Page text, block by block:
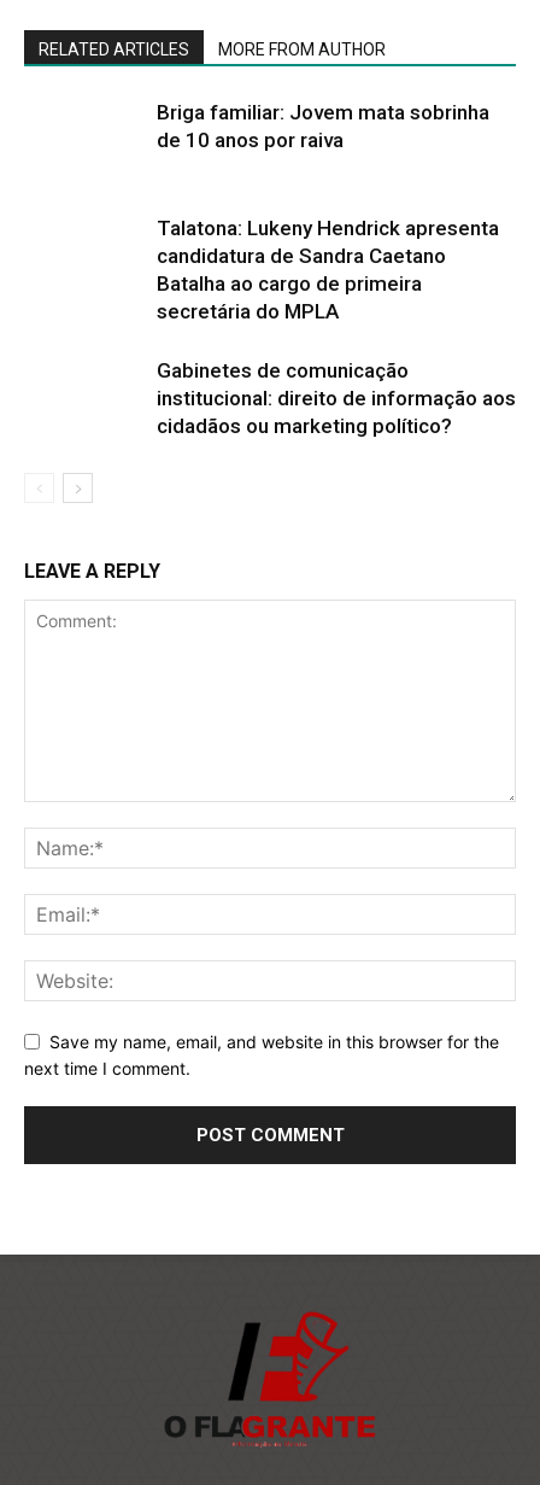
RELATED ARTICLES MORE FROM AUTHOR
Briga familiar: Jovem mata sobrinha
de 10 anos por raiva
Talatona: Lukeny Hendrick apresenta
candidatura de Sandra Caetano
Batalha ao cargo de primeira
secretária do MPLA
Gabinetes de comunicação
institucional: direito de informação aos
cidadãos ou marketing político?
LEAVE A REPLY
Save my name, email, and website in this browser for the
next time I comment.